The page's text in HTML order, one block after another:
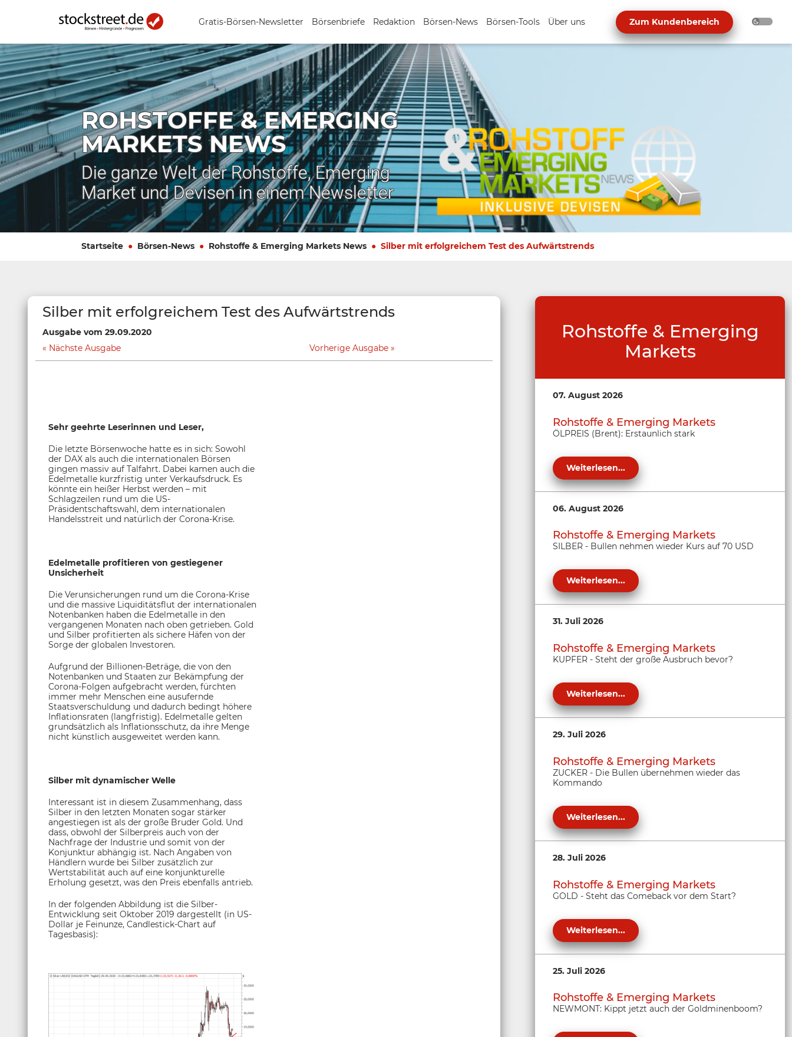
Gratis-Börsen-Newsletter Börsenbriefe Redaktion Börsen-News Börsen-Tools Über uns Zum Kundenbereich
ROHSTOFFE & EMERGING
MARKETS NEWS
Die ganze Welt der Rohstoffe, Emerging
Market und Devisen in einem Newsletter
Startseite Börsen-News Rohstoffe & Emerging Markets News Silber mit erfolgreichem Test des Aufwärtstrends
Silber mit erfolgreichem Test des Aufwärtstrends
Ausgabe vom 29.09.2020
Nächste Ausgabe
Vorherige Ausgabe
Sehr geehrte Leserinnen und Leser,
Die letzte Börsenwoche hatte es in sich: Sowohl
der DAX als auch die internationalen Börsen
gingen massiv auf Talfahrt. Dabei kamen auch die
Edelmetalle kurzfristig unter Verkaufsdruck. Es
könnte ein heißer Herbst werden – mit
Schlagzeilen rund um die US-
Präsidentschaftswahl, dem internationalen
Handelsstreit und natürlich der Corona-Krise.
Edelmetalle profitieren von gestiegener
Unsicherheit
Die Verunsicherungen rund um die Corona-Krise
und die massive Liquiditätsflut der internationalen
Notenbanken haben die Edelmetalle in den
vergangenen Monaten nach oben getrieben. Gold
und Silber profitierten als sichere Häfen von der
Sorge der globalen Investoren.
Aufgrund der Billionen-Beträge, die von den
Notenbanken und Staaten zur Bekämpfung der
Corona-Folgen aufgebracht werden, fürchten
immer mehr Menschen eine ausufernde
Staatsverschuldung und dadurch bedingt höhere
Inflationsraten (langfristig). Edelmetalle gelten
grundsätzlich als Inflationsschutz, da ihre Menge
nicht künstlich ausgeweitet werden kann.
Silber mit dynamischer Welle
Interessant ist in diesem Zusammenhang, dass
Silber in den letzten Monaten sogar stärker
angestiegen ist als der große Bruder Gold. Und
dass, obwohl der Silberpreis auch von der
Nachfrage der Industrie und somit von der
Konjunktur abhängig ist. Nach Angaben von
Händlern wurde bei Silber zusätzlich zur
Wertstabilität auch auf eine konjunkturelle
Erholung gesetzt, was den Preis ebenfalls antrieb.
In der folgenden Abbildung ist die Silber-
Entwicklung seit Oktober 2019 dargestellt (in US-
Dollar je Feinunze, Candlestick-Chart auf
Tagesbasis):
Rohstoffe & Emerging
Markets
07. August 2026
Rohstoffe & Emerging Markets
ÖLPREIS (Brent): Erstaunlich stark
Weiterlesen...
06. August 2026
Rohstoffe & Emerging Markets
SILBER - Bullen nehmen wieder Kurs auf 70 USD
Weiterlesen...
31. Juli 2026
Rohstoffe & Emerging Markets
KUPFER - Steht der große Ausbruch bevor?
Weiterlesen...
29. Juli 2026
Rohstoffe & Emerging Markets
ZUCKER - Die Bullen übernehmen wieder das
Kommando
Weiterlesen...
28. Juli 2026
Rohstoffe & Emerging Markets
GOLD - Steht das Comeback vor dem Start?
Weiterlesen...
25. Juli 2026
Rohstoffe & Emerging Markets
NEWMONT: Kippt jetzt auch der Goldminenboom?